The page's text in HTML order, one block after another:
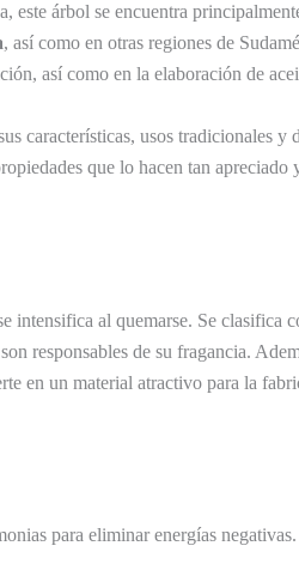
este árbol se encuentra
, así como en otras regiones de
así como en la elaboración de
características, usos tradicionales y
que lo hacen tan apreciado
intensifica al quemarse. Se clasifica
responsables de su fragancia.
en un material atractivo para la
para eliminar energías negativas.